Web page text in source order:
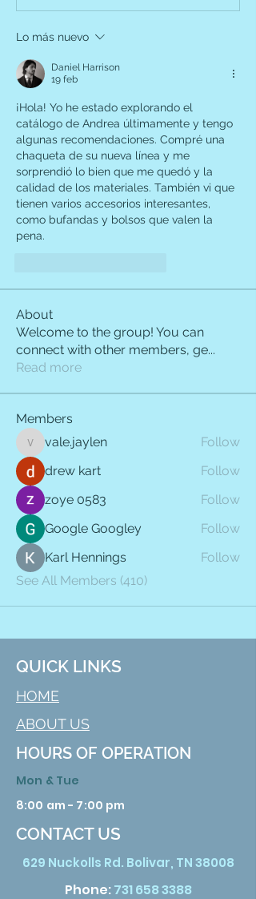
Lo más nuevo
Daniel Harrison
19 feb
¡Hola! Yo he estado explorando el
catálogo de Andrea últimamente y tengo
algunas recomendaciones. Compré una
chaqueta de su nueva línea y me
sorprendió lo bien que me quedó y la
calidad de los materiales. También vi que
tienen varios accesorios interesantes,
como bufandas y bolsos que valen la
pena.
About
Welcome to the group! You can
connect with other members, ge...
Read more
Members
vale.jaylen
vale.jaylen
Follow
drew kart
Follow
zoye 0583
Follow
Google Googley
Follow
Karl Hennings
Follow
See All Members (410)
QUICK LINKS
HOME
ABOUT US
HOURS OF OPERATION
Mon & Tue
8:00 am - 7:00 pm
CONTACT US
629 Nuckolls Rd. Bolivar, TN 38008
Phone:731 658 3388